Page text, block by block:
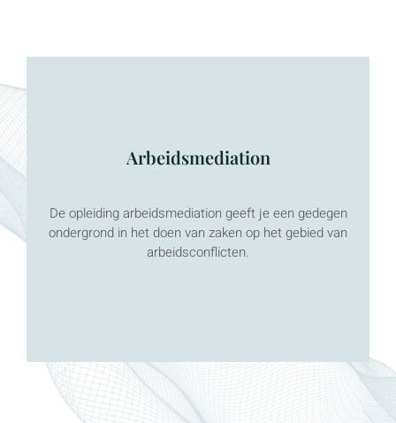
Arbeidsmediation
De opleiding arbeidsmediation geeft je een gedegen
ondergrond in het doen van zaken op het gebied van
arbeidsconflicten.
Meer weten?
KLIK HIER